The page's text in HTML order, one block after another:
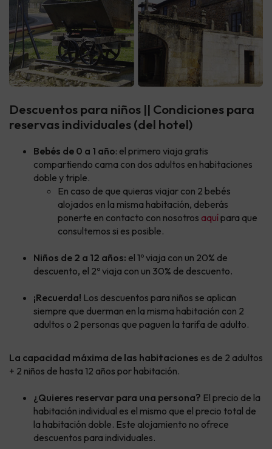
Descuentos para niños || Condiciones para
reservas individuales (del hotel)
Bebés de 0 a 1 año: el primero viaja gratis
compartiendo cama con dos adultos en habitaciones
doble y triple.
En caso de que quieras viajar con 2 bebés
alojados en la misma habitación, deberás
ponerte en contacto con nosotros aquípara que
consultemos si es posible.
Niños de 2 a 12 años: el 1º viaja con un 20% de
descuento, el 2º viaja con un 30% de descuento.
¡Recuerda! Los descuentos para niños se aplican
siempre que duerman en la misma habitación con 2
adultos o 2 personas que paguen la tarifa de adulto.
La capacidad máxima de las habitaciones es de 2 adultos
+ 2 niños de hasta 12 años por habitación.
¿Quieres reservar para una persona? El precio de la
habitación individual es el mismo que el precio total de
la habitación doble. Este alojamiento no ofrece
descuentos para individuales.